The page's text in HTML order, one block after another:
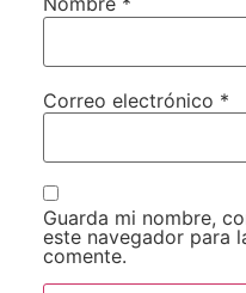
Correo electrónico *
Guarda mi nombre,
este navegador para
comente.